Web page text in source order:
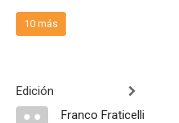
10 más
Edición
Franco Fraticelli